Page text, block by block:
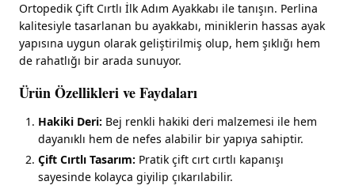
Ortopedik Çift Cırtlı İlk Adım Ayakkabı ile tanışın. Perlina
kalitesiyle tasarlanan bu ayakkabı, miniklerin hassas ayak
yapısına uygun olarak geliştirilmiş olup, hem şıklığı hem
de rahatlığı bir arada sunuyor.
Ürün Özellikleri ve Faydaları
Hakiki Deri: Bej renkli hakiki deri malzemesi ile hem
dayanıklı hem de nefes alabilir bir yapıya sahiptir.
Çift Cırtlı Tasarım: Pratik çift cırt cırtlı kapanışı
sayesinde kolayca giyilip çıkarılabilir.